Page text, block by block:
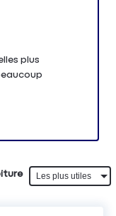
plus